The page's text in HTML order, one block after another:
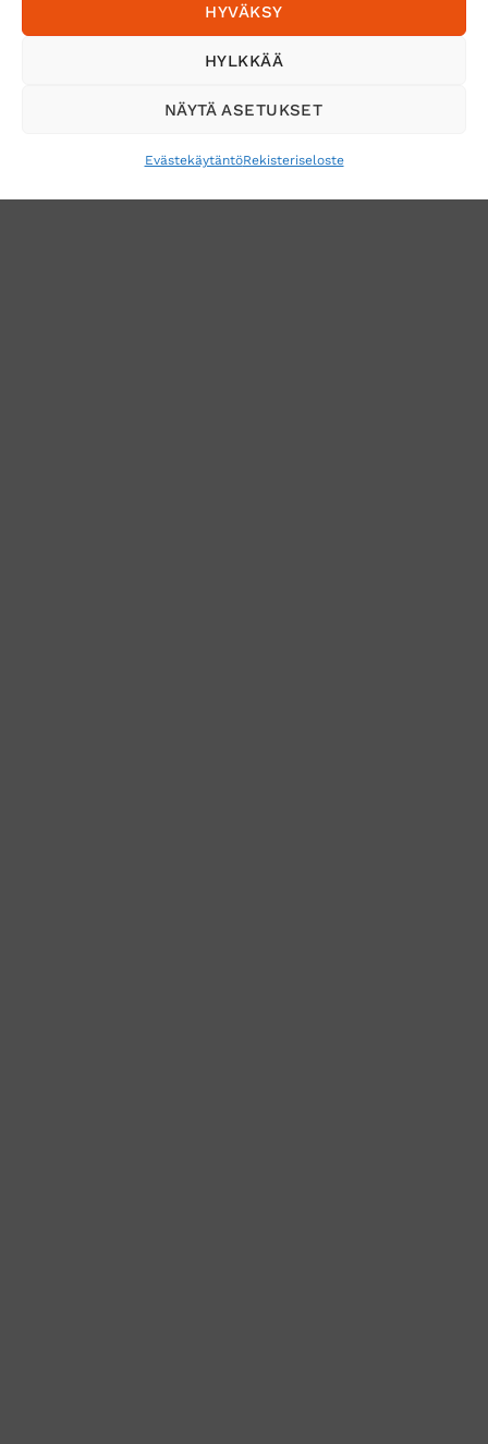
HYVÄKSY
HYLKKÄÄ
NÄYTÄ ASETUKSET
EvästekäytäntöRekisteriseloste
Tilaa uutiskirje ja saat erikoisalennuksia